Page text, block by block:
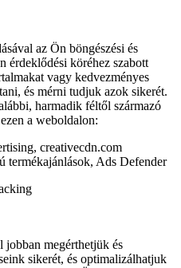
az Ön böngészési és
érdeklődési köréhez szabott
vagy kedvezményes
és mérni tudjuk azok sikerét.
harmadik féltől származó
a weboldalon:
creativecdn.com
termékajánlások, Ads Defender
jobban megérthetjük és
sikerét, és optimalizálhatjuk